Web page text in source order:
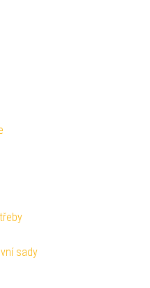
sady